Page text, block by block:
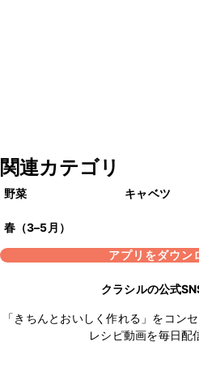
関連カテゴリ
野菜 キャベツ
春（3–5月）
アプリをダウン
クラシルの公式
「きちんとおいしく作れる」をコン
レシピ動画を毎日配